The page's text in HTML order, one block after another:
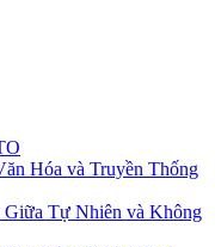
Hóa và Truyền Thống
Tự Nhiên và Không